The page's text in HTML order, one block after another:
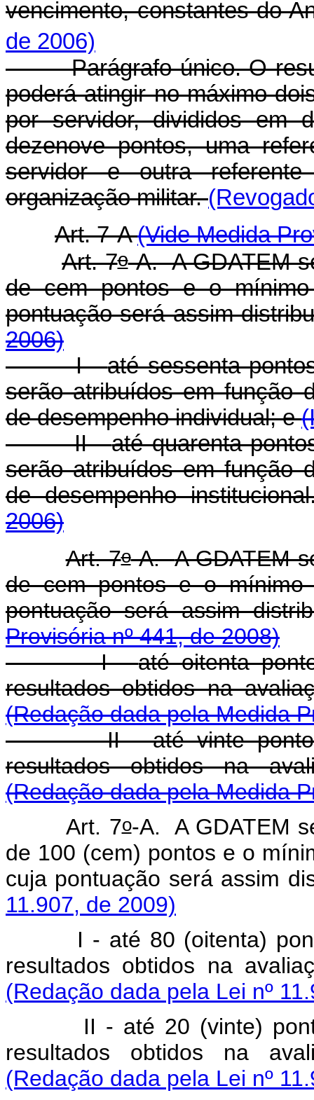
vencimento, constantes do
de 2006)
Parágrafo único. O
poderá atingir no máximo
por servidor, divididos em
dezenove pontos, uma
servidor e outra
organização militar.
Art. 7-A(Vide Medida
Art. 7o-A.A GDATEM
de cem pontos e o
pontuação será assim
2006)
I -até sessenta
serão atribuídos em função
dedesempenho individual; e
II -até quarenta
serão atribuídos em função
dedesempenho institucional
2006)
Art. 7o-A.A GDATEM
de cem pontos e o mínimo
pontuação será assim
Provisória nº 441, de 2008)
I -até oitenta
resultados obtidos na
(Redação dada pela Medida
II - até vinte pontos
resultados obtidos na
(Redação dada pela Medida
Art. 7o-A. A GDATEM
de 100 (cem) pontos e o
cuja pontuação será assim
11.907, de 2009)
I - até 80 (oitenta)
resultados obtidos na
(Redação dada pela Lei nº
II - até 20 (vinte) pontos
resultados obtidos na
(Redação dada pela Lei nº